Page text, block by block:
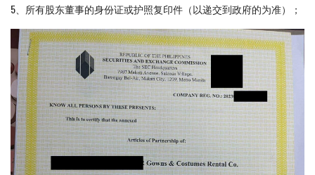
5、所有股东董事的身份证或护照复印件（以递交到政府的为准）；